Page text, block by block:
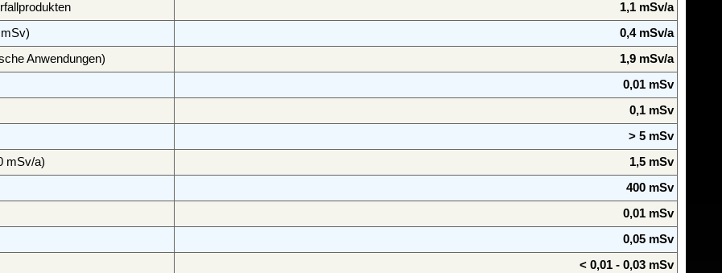
1,1 mSv/a
0,4 mSv/a
Anwendungen)
1,9 mSv/a
0,01 mSv
0,1 mSv
> 5 mSv
mSv/a)
1,5 mSv
400 mSv
0,01 mSv
0,05 mSv
< 0,01 - 0,03 mSv